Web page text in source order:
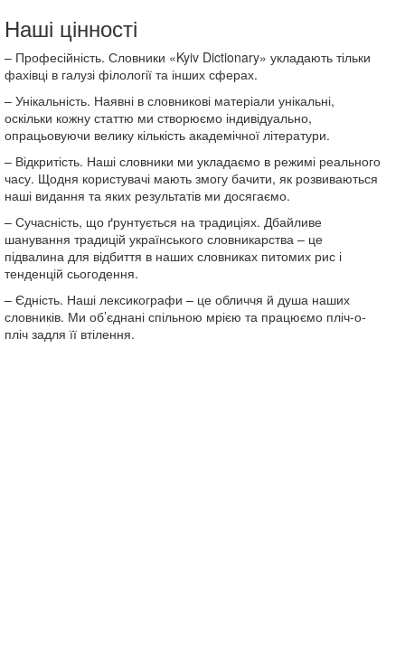
Наші цінності
– Професійність. Словники «Kyiv Dictionary» укладають тільки
фахівці в галузі філології та інших сферах.
– Унікальність. Наявні в словникові матеріали унікальні,
оскільки кожну статтю ми створюємо індивідуально,
опрацьовуючи велику кількість академічної літератури.
– Відкритість. Наші словники ми укладаємо в режимі реального
часу. Щодня користувачі мають змогу бачити, як розвиваються
наші видання та яких результатів ми досягаємо.
– Сучасність, що ґрунтується на традиціях. Дбайливе
шанування традицій українського словникарства – це
підвалина для відбиття в наших словниках питомих рис і
тенденцій сьогодення.
– Єдність. Наші лексикографи – це обличчя й душа наших
словників. Ми об’єднані спільною мрією та працюємо пліч-о-
пліч задля її втілення.